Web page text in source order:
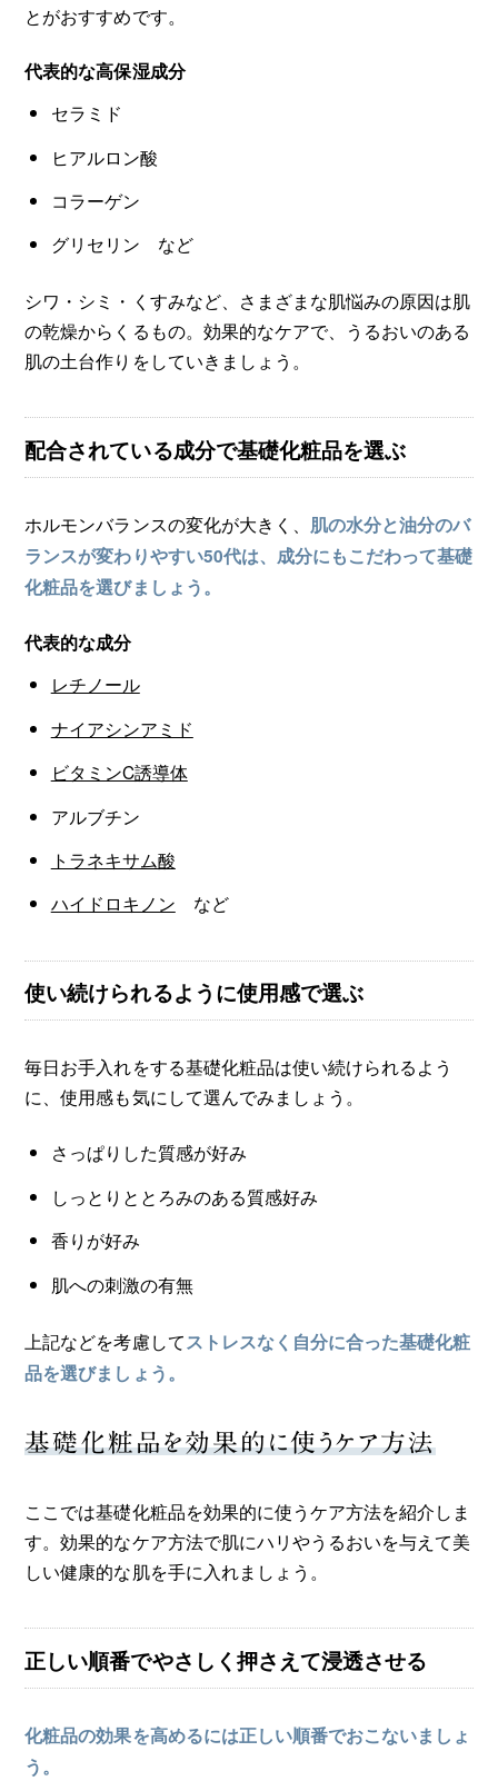
とがおすすめです。
代表的な高保湿成分
セラミド
ヒアルロン酸
コラーゲン
グリセリン など
シワ・シミ・くすみなど、さまざまな肌悩みの原因は肌
の乾燥からくるもの。効果的なケアで、うるおいのある
肌の土台作りをしていきましょう。
配合されている成分で基礎化粧品を選ぶ
ホルモンバランスの変化が大きく、 肌の水分と油分のバ
ランスが変わりやすい50代は、成分にもこだわって基礎
化粧品を選びましょう。
代表的な成分
レチノール
ナイアシンアミド
ビタミンC誘導体
アルブチン
トラネキサム酸
ハイドロキノン など
使い続けられるように使用感で選ぶ
毎日お手入れをする基礎化粧品は使い続けられるよう
に、使用感も気にして選んでみましょう。
さっぱりした質感が好み
しっとりととろみのある質感好み
香りが好み
肌への刺激の有無
上記などを考慮してストレスなく自分に合った基礎化粧
品を選びましょう。
基礎化粧品を効果的に使うケア方法
ここでは基礎化粧品を効果的に使うケア方法を紹介しま
す。効果的なケア方法で肌にハリやうるおいを与えて美
しい健康的な肌を手に入れましょう。
正しい順番でやさしく押さえて浸透させる
化粧品の効果を高めるには正しい順番でおこないましょ
う。